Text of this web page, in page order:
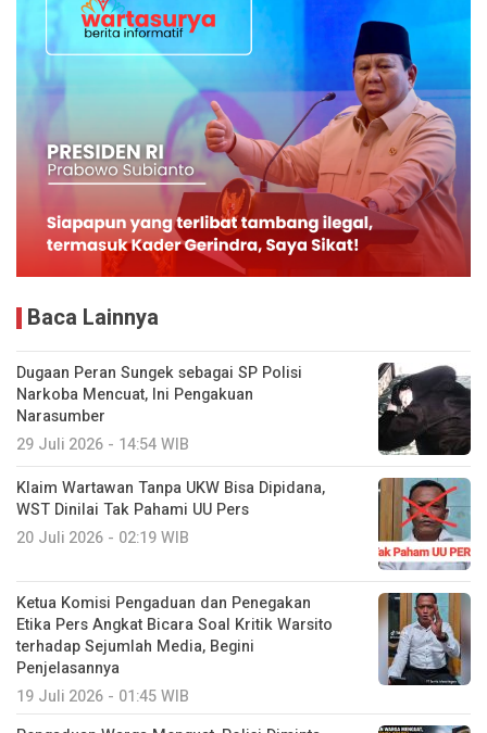
Baca Lainnya
Dugaan Peran Sungek sebagai SP Polisi
Narkoba Mencuat, Ini Pengakuan
Narasumber
29 Juli 2026 - 14:54 WIB
Klaim Wartawan Tanpa UKW Bisa Dipidana,
WST Dinilai Tak Pahami UU Pers
20 Juli 2026 - 02:19 WIB
Ketua Komisi Pengaduan dan Penegakan
Etika Pers Angkat Bicara Soal Kritik Warsito
terhadap Sejumlah Media, Begini
Penjelasannya
19 Juli 2026 - 01:45 WIB